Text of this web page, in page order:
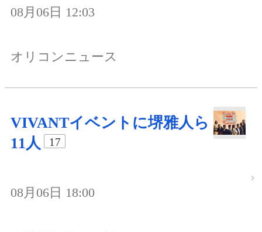
08月06日 12:03
オリコンニュース
VIVANTイベントに堺雅人ら
11人
17
08月06日 18:00